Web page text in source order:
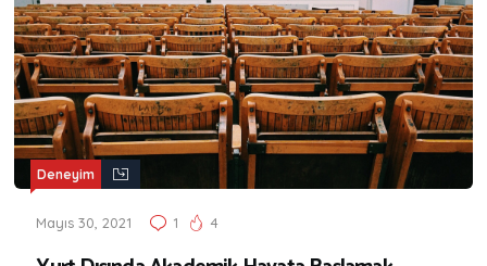
Deneyim
Mayıs 30, 2021 1 4